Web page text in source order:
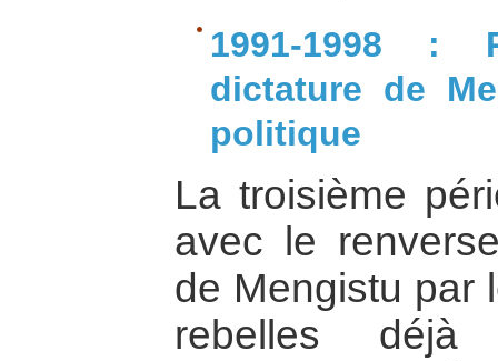
1991-1998 :
dictature de
politique
La troisième
avec le
de Mengistu par
rebelles